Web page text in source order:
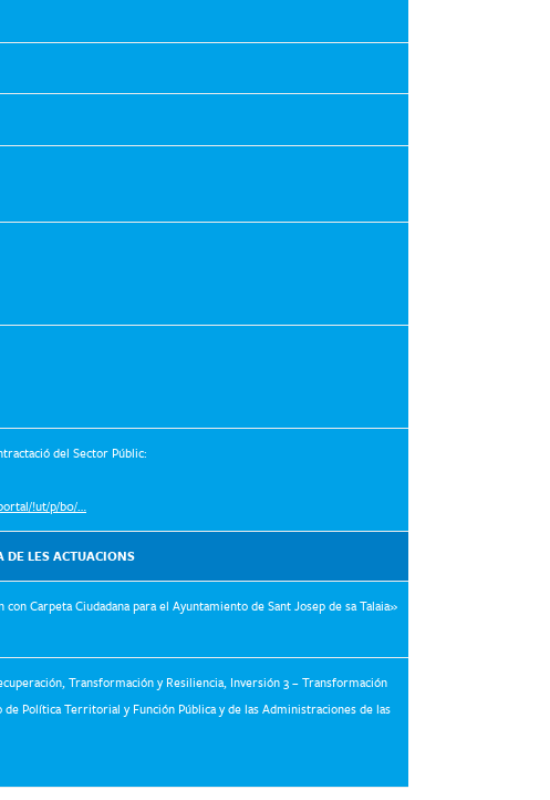
del Sector Públic:
!ut/p/b0/…
DE LES ACTUACIONS
Carpeta Ciudadana para el Ayuntamiento de Sant Josep de sa Talaia»
Transformación y Resiliencia, Inversión 3 – Transformación
Política Territorial y Función Pública y de las Administraciones de las